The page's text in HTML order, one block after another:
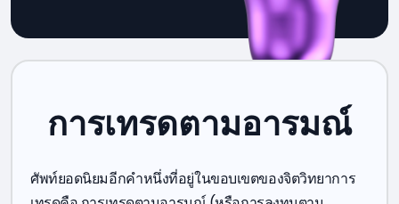
การเทรดตามอารมณ์
ศัพท์ยอดนิยมอีกคำหนึ่งที่อยู่ในขอบเขตของจิตวิทยาการ